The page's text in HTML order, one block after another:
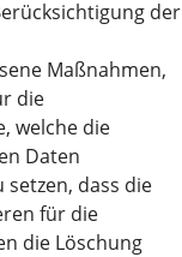
der
Maßnahmen,
die
welche die
Daten
dass die
für die
die Löschung